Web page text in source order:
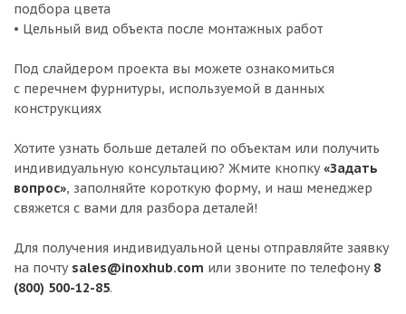
подбора цвета
• Цельный вид объекта после монтажных работ
Под слайдером проекта вы можете ознакомиться
с перечнем фурнитуры, используемой в данных
конструкциях
Хотите узнать больше деталей по объектам или получить
индивидуальную консультацию? Жмите кнопку«Задать
вопрос», заполняйте короткую форму, и наш менеджер
свяжется с вами для разбора деталей!
Для получения индивидуальной цены отправляйте заявку
на почту sales@inoxhub.com или звоните по телефону 8
(800) 500-12-85.